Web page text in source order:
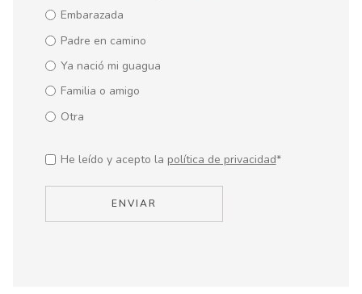
Embarazada
Padre en camino
Ya nació mi guagua
Familia o amigo
Otra
He leído y acepto la política de privacidad*